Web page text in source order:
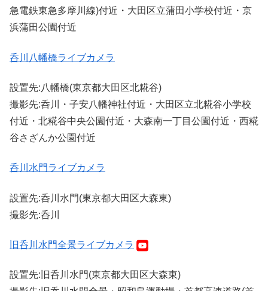
急電鉄東急多摩川線)付近・大田区立蒲田小学校付近・京
浜蒲田公園付近
呑川八幡橋ライブカメラ
設置先:八幡橋(東京都大田区北糀谷)
撮影先:呑川・子安八幡神社付近・大田区立北糀谷小学校
付近・北糀谷中央公園付近・大森南一丁目公園付近・西糀
谷さざんか公園付近
呑川水門ライブカメラ
設置先:呑川水門(東京都大田区大森東)
撮影先:呑川
旧呑川水門全景ライブカメラ
設置先:旧呑川水門(東京都大田区大森東)